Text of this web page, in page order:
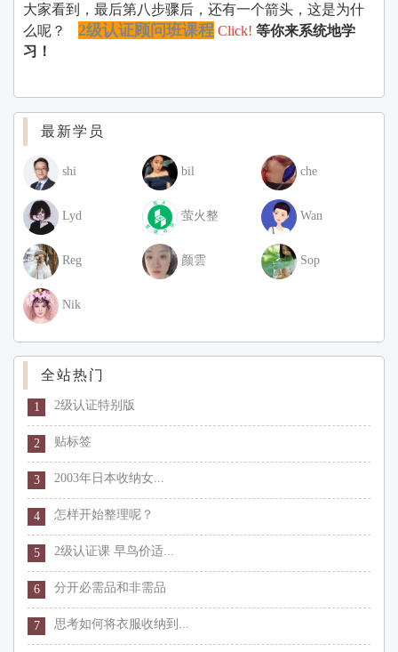
大家看到，最后第八步骤后，还有一个箭头，这是为什
么呢？
2级认证顾问班课程 Click! 等你来系统地学
习！
最新学员
shi bil che
Lyd 萤火整 Wan
Reg 颜雲 Sop
Nik
全站热门
1 2级认证特别版
2 贴标签
3 2003年日本收纳女...
4 怎样开始整理呢？
5 2级认证课 早鸟价适...
6 分开必需品和非需品
7 思考如何将衣服收纳到...